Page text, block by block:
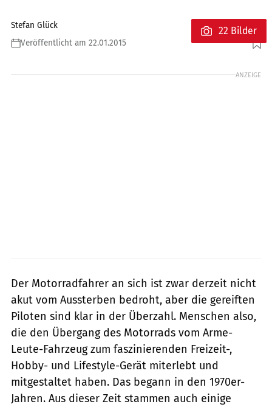
Stefan Glück
Veröffentlicht am 22.01.2015
Foto: markus-jahn.com
22 Bilder
ANZEIGE
Der Motorradfahrer an sich ist zwar derzeit nicht
akut vom Aussterben bedroht, aber die gereiften
Piloten sind klar in der Überzahl. Menschen also,
die den Übergang des Motorrads vom Arme-
Leute-Fahrzeug zum faszinierenden Freizeit-,
Hobby- und Lifestyle-Gerät­ miterlebt und
mitgestaltet haben. Das begann in den 1970er-
Jahren. Aus dieser Zeit stammen auch einige